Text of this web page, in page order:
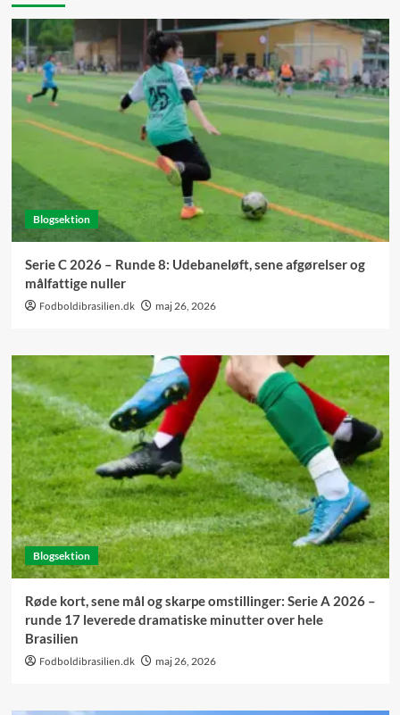
Blogsektion
Serie C 2026 – Runde 8: Udebaneløft, sene afgørelser og
målfattige nuller
Fodboldibrasilien.dk maj 26, 2026
Blogsektion
Røde kort, sene mål og skarpe omstillinger: Serie A 2026 –
runde 17 leverede dramatiske minutter over hele
Brasilien
Fodboldibrasilien.dk maj 26, 2026